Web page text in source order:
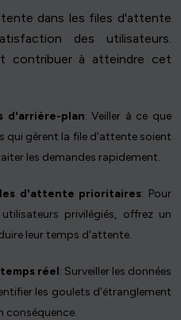
dans les files d'attente
des utilisateurs.
contribuer à atteindre cet
d'arrière-plan: Veiller à ce que
qui gèrent la file d'attente soient
les demandes rapidement.
d'attente prioritaires: Pour
privilégiés, offrez un
leur temps d'attente.
réel: Surveiller les données
les goulets d'étranglement
conséquence.